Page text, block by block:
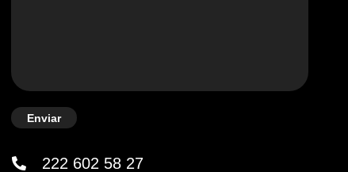
Enviar
222 602 58 27